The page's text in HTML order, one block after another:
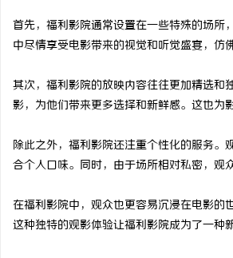
首先，福利影院通常设置在一些特殊的场所
中尽情享受电影带来的视觉和听觉盛宴，仿
其次，福利影院的放映内容往往更加精选和
影，为他们带来更多选择和新鲜感。这也为
除此之外，福利影院还注重个性化的服务
合个人口味。同时，由于场所相对私密，观
在福利影院中，观众也更容易沉浸在电影的
这种独特的观影体验让福利影院成为了一种